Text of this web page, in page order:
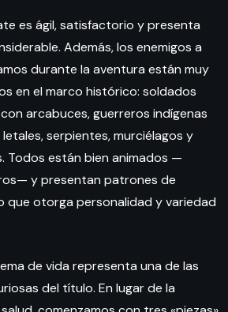
es ágil, satisfactorio y presenta
Además, los enemigos a
durante la aventura están muy
en el marco histórico: soldados
arcabuces, guerreros indígenas
serpientes, murciélagos y
Todos están bien animados —
y presentan patrones de
que otorga personalidad y variedad
de vida representa una de las
del título. En lugar de la